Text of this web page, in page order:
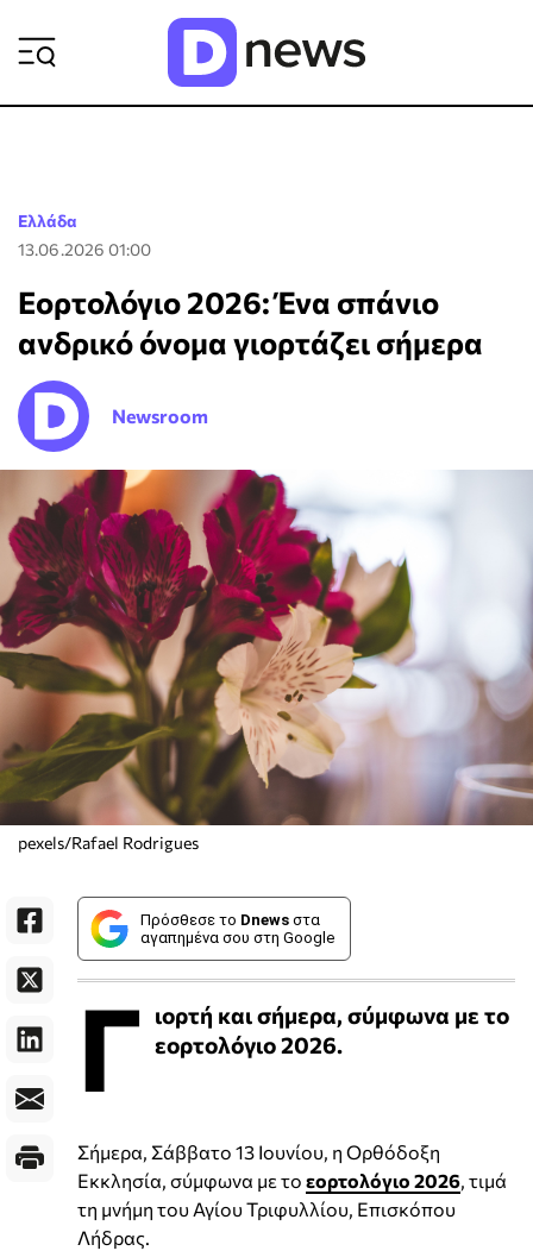
Ελλάδα
13.06.2026 01:00
Εορτολόγιο 2026: Ένα σπάνιο
ανδρικό όνομα γιορτάζει σήμερα
Newsroom
pexels/Rafael Rodrigues
Πρόσθεσε το Dnews στα
αγαπημένα σου στη Google
Γ ιορτή και σήμερα, σύμφωνα με το
εορτολόγιο 2026.
Σήμερα, Σάββατο 13 Ιουνίου, η Ορθόδοξη
Εκκλησία, σύμφωνα με το εορτολόγιο 2026 , τιμά
τη μνήμη του Αγίου Τριφυλλίου, Επισκόπου
Λήδρας.